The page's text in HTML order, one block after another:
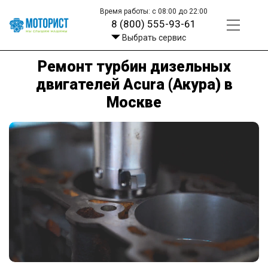
Время работы: с 08:00 до 22:00
8 (800) 555-93-61
Выбрать сервис
Ремонт турбин дизельных
двигателей Acura (Акура) в
Москве